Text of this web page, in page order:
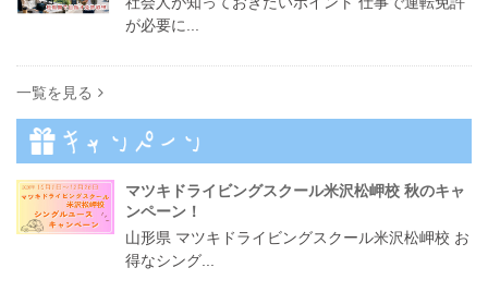
が必要に...
一覧を見る
マツキドライビングスクール米沢松岬校 秋のキャ
ンペーン！
山形県 マツキドライビングスクール米沢松岬校 お
得なシング...